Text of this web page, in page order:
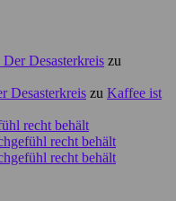
Desasterkreis zu
Desasterkreis zu Kaffee ist
recht behält
recht behält
recht behält